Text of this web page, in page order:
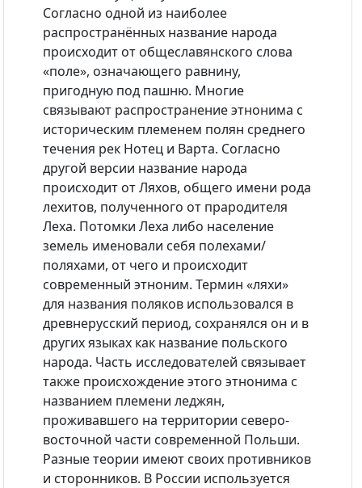
Согласно одной из наиболее
распространённых название народа
происходит от общеславянского слова
«поле», означающего равнину,
пригодную под пашню. Многие
связывают распространение этнонима с
историческим племенем полян среднего
течения рек Нотец и Варта. Согласно
другой версии название народа
происходит от Ляхов, общего имени рода
лехитов, полученного от прародителя
Леха. Потомки Леха либо население
земель именовали себя полехами/
поляхами, от чего и происходит
современный этноним. Термин «ляхи»
для названия поляков использовался в
древнерусский период, сохранялся он и в
других языках как название польского
народа. Часть исследователей связывает
также происхождение этого этнонима с
названием племени леджян,
проживавшего на территории северо-
восточной части современной Польши.
Разные теории имеют своих противников
и сторонников. В России используется